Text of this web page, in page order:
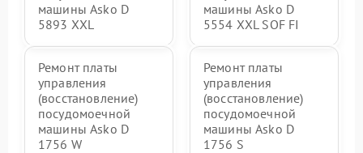
машины Asko D
5893 XXL
машины Asko D
5554 XXL SOF FI
Ремонт платы
управления
(восстановление)
посудомоечной
машины Asko D
1756 W
Ремонт платы
управления
(восстановление)
посудомоечной
машины Asko D
1756 S